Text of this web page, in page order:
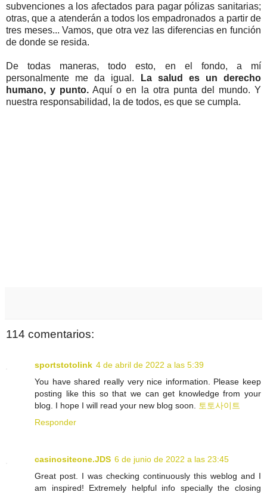
subvenciones a los afectados para pagar pólizas sanitarias;
otras, que a atenderán a todos los empadronados a partir de
tres meses... Vamos, que otra vez las diferencias en función
de donde se resida.
De todas maneras, todo esto, en el fondo, a mí
personalmente me da igual.
La salud es un derecho
humano, y punto. Aquí o en la otra punta del mundo. Y
nuestra responsabilidad, la de todos, es que se cumpla.
114 comentarios:
sportstotolink 4 de abril de 2022 a las 5:39
You have shared really very nice information. Please keep
posting like this so that we can get knowledge from your
blog. I hope I will read your new blog soon. 토토사이트
Responder
casinositeone.JDS 6 de junio de 2022 a las 23:45
Great post. I was checking continuously this weblog and I
am inspired! Extremely helpful info specially the closing